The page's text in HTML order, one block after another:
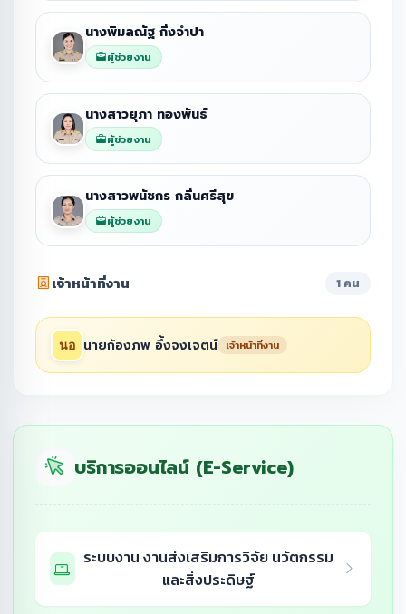
นางพิมลณัฐ กิ่งจำปา
ผู้ช่วยงาน
นางสาวยุภา ทองพันธ์
ผู้ช่วยงาน
นางสาวพนัชกร กลิ่นศรีสุข
ผู้ช่วยงาน
เจ้าหน้าที่งาน 1 คน
นายก้องภพ อึ้งจงเจตน์ เจ้าหน้าที่งาน
บริการออนไลน์ (E-Service)
ระบบงาน งานส่งเสริมการวิจัย นวัตกรรม
และสิ่งประดิษฐ์